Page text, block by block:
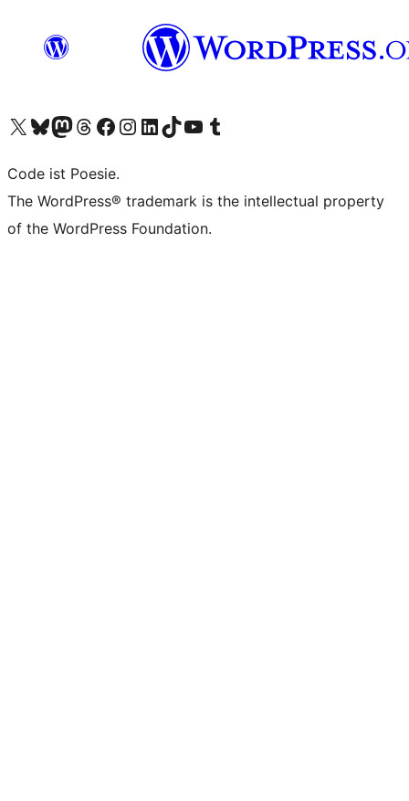
Unser X-Konto (früher Twitter) besuchen
Unser Bluesky-Konto besuchen
Unser Mastodon-Konto besuchen
Unser Threads-Konto besuchen
Unsere Facebook-Seite besuchen
Unser Instagram-Konto besuchen
Unser LinkedIn-Konto besuchen
Unser TikTok-Konto besuchen
Unseren YouTube-Kanal besuchen
Unser Tumblr-Konto besuchen
Code ist Poesie.
The WordPress® trademark is the intellectual property
of the WordPress Foundation.